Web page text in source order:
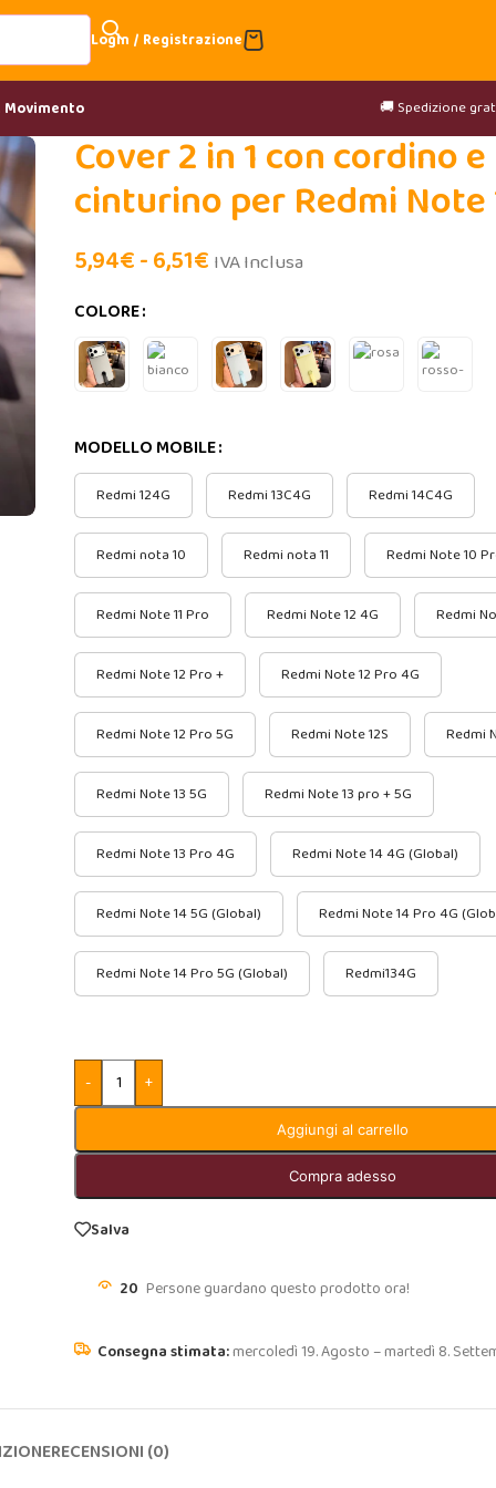
Login / Registrazione
Movimento 🚚 Spedizione
Cover 2 in 1 con cordino e
cinturino per Redmi Note
5,94€-6,51€ IVA Inclusa
COLORE
MODELLO MOBILE
Redmi 124G Redmi 13C4G Redmi 14C4G
Redmi nota 10 Redmi nota 11 Redmi Note 10
Redmi Note 11 Pro Redmi Note 12 4G Redmi
Redmi Note 12 Pro + Redmi Note 12 Pro 4G
Redmi Note 12 Pro 5G Redmi Note 12S Redmi
Redmi Note 13 5G Redmi Note 13 pro + 5G
Redmi Note 13 Pro 4G Redmi Note 14 4G (Global)
Redmi Note 14 5G (Global) Redmi Note 14 Pro 4G
Redmi Note 14 Pro 5G (Global) Redmi134G
- +
Aggiungi al carrello
Compra adesso
Salva
20 Persone guardano questo prodotto ora!
mercoledì 19. Agosto – martedì 8.
RECENSIONI (0)